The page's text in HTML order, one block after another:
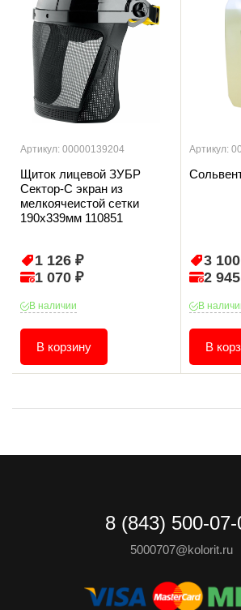
Артикул: 00000139204
Щиток лицевой ЗУБР
Сектор-С экран из
мелкоячеистой сетки
190х339мм 110851
1 126 ₽
1 070 ₽
В наличии
В корзину
Артикул:
3
2
В
В
8 (843) 500-07-
5000707@kolorit.ru